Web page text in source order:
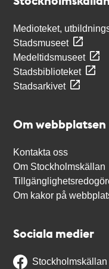
Medioteket,
Stadsmuseet
Medeltidsmuseet
Stadsbiblioteket
Stadsarkivet
Om webbplatsen
Kontakta oss
Om Stockholmskällan
Om kakor på
Sociala medier